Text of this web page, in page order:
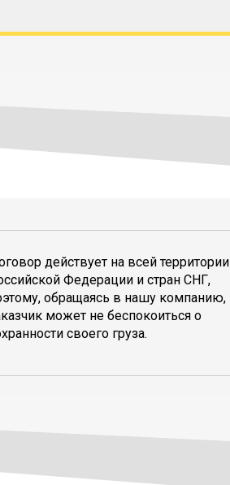
действует на всей территории
Федерации и стран СНГ,
обращаясь в нашу компанию,
может не беспокоиться о
своего груза.